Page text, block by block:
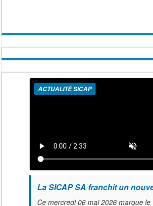
ACTUALITÉ SICAP
La SICAP SA franchit un
Ce mercredi 06 mai 2026 marque le